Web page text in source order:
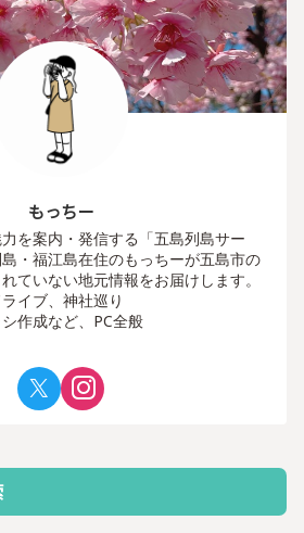
もっちー
を案内・発信する「五島列島サー
・福江島在住のもっちーが五島市の
ていない地元情報をお届けします。
イブ、神社巡り
作成など、PC全般